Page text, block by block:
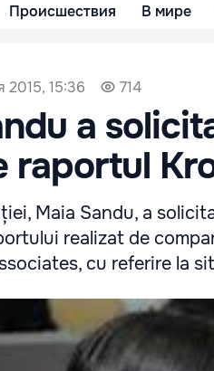
Происшествия В мире
2015, 15:36 714
a
raportul
Maia Sandu, a
realizat de
cu referire la